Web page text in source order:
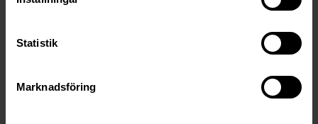
Statistik
Marknadsföring